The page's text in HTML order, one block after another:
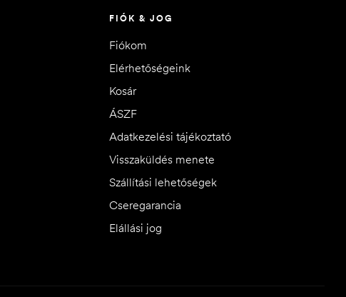
FIÓK & JOG
Fiókom
Elérhetőségeink
Kosár
ÁSZF
Adatkezelési tájékoztató
Visszaküldés menete
Szállítási lehetőségek
Cseregarancia
Elállási jog